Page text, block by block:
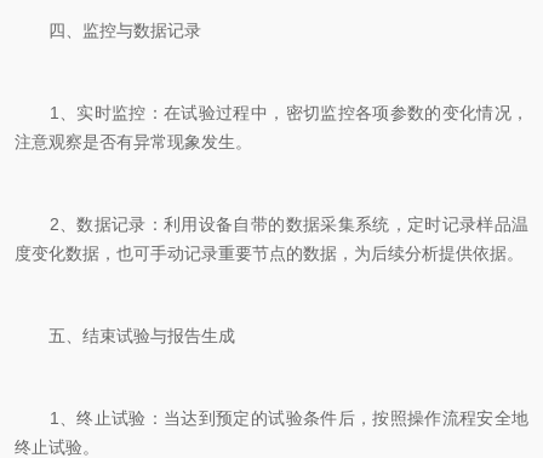
四、监控与数据记录
1、实时监控：在试验过程中，密切监控各项参数的变化情况，
注意观察是否有异常现象发生。
2、数据记录：利用设备自带的数据采集系统，定时记录样品温
度变化数据，也可手动记录重要节点的数据，为后续分析提供依据。
五、结束试验与报告生成
1、终止试验：当达到预定的试验条件后，按照操作流程安全地
终止试验。